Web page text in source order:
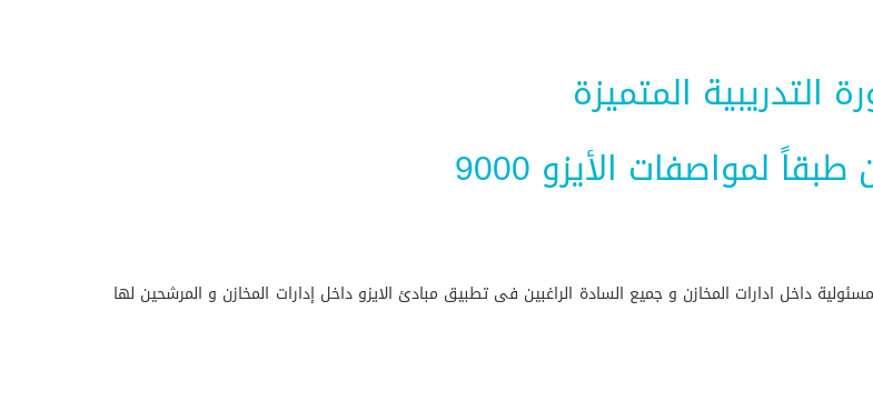
التدريبية المتميزة
لمواصفات الأيزو 9000
داخل ادارات المخازن و جميع السادة الراغبين فى تطبيق مبادئ الايزو داخل إدارات المخازن و المرشحين لها